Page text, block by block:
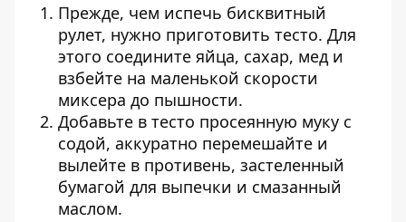
Прежде, чем испечь бисквитный
рулет, нужно приготовить тесто. Для
этого соедините яйца, сахар, мед и
взбейте на маленькой скорости
миксера до пышности.
Добавьте в тесто просеянную муку с
содой, аккуратно перемешайте и
вылейте в противень, застеленный
бумагой для выпечки и смазанный
маслом.